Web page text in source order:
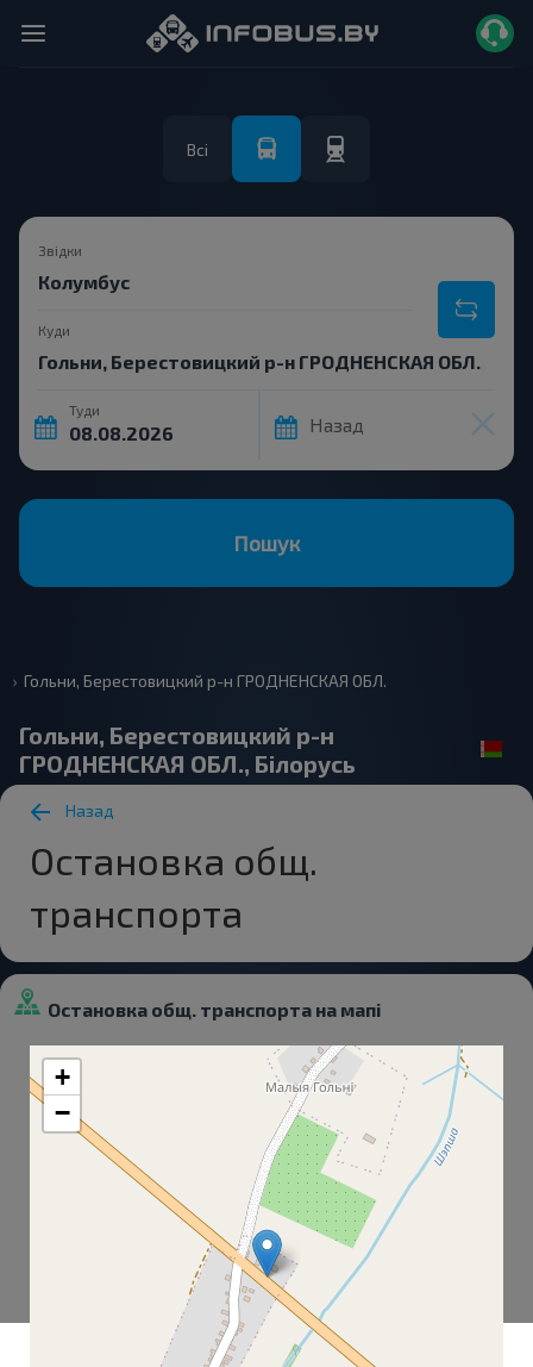
Всі
Звідки
Куди
Туди
Назад
Пошук
Гольни, Берестовицкий р-н ГРОДНЕНСКАЯ ОБЛ.
Гольни, Берестовицкий р-н
ГРОДНЕНСКАЯ ОБЛ., Білорусь
Назад
Остановка общ.
транспорта
Остановка общ. транспорта на мапі
+
−